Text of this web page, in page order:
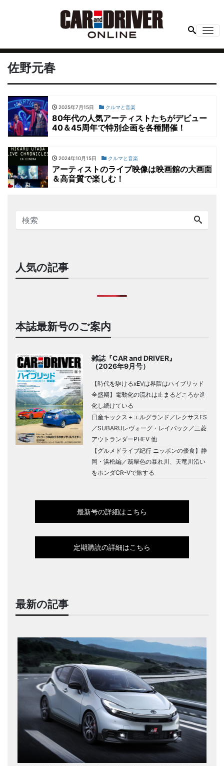
佐野元春
2025年7月15日 クルマと音楽
80年代の人気アーティストたちがデビュー
40＆45周年で特別企画を各種開催！
2024年10月15日 クルマと音楽
アーティストのライブ映像は映画館の大画面
＆高音質で楽しむ！
人気の記事
本誌最新号のご案内
雑誌『CAR and DRIVER』
（2026年9月号）
【時代を駆けるxEVは界隈はハイブリッド
全盛期】電動化の流れは止まるどころか進
化し続けている
日産キックス＋エルグランド／レクサスES
／SUBARUレヴォーグ・レイバック／三菱
アウトランダーPHEV 他
【グルメドライブ紀行 ニッポンの優食】静
岡・浜松編／翡翠色の暴れ川、天竜川沿い
をホンダCR-Vで旅する
最新号の詳細はこちら
定期購読の詳細はこちら
最新の記事